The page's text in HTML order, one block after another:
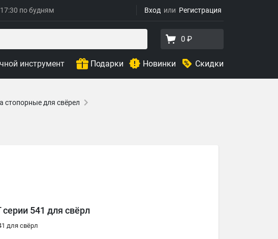
Вход Регистрация
по будням
0 ₽
инструмент Подарки Новинки Скидки
стопорные для свёрел
541 для свёрл
для свёрл